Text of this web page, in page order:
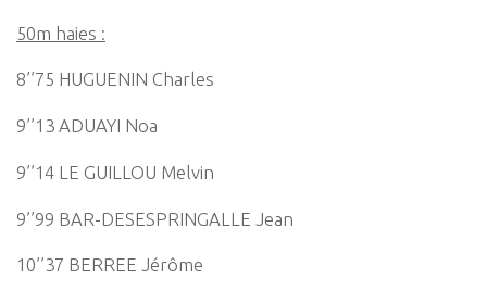
50m haies :
8’’75 HUGUENIN Charles
9’’13 ADUAYI Noa
9’’14 LE GUILLOU Melvin
9’’99 BAR-DESESPRINGALLE Jean
10’’37 BERREE Jérôme